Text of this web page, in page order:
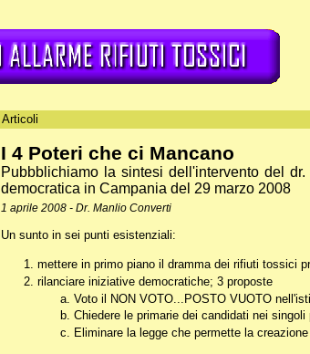
Articoli
I 4 Poteri che ci Mancano
Pubbblichiamo la sintesi dell'intervento del
democratica in Campania del 29 marzo 2008
1 aprile 2008 - Dr. Manlio Converti
Un sunto in sei punti esistenziali:
mettere in primo piano il dramma dei rifiuti tossici
rilanciare iniziative democratiche; 3 proposte
Voto il NON VOTO...POSTO VUOTO
Chiedere le primarie dei candidati nei singoli
Eliminare la legge che permette la